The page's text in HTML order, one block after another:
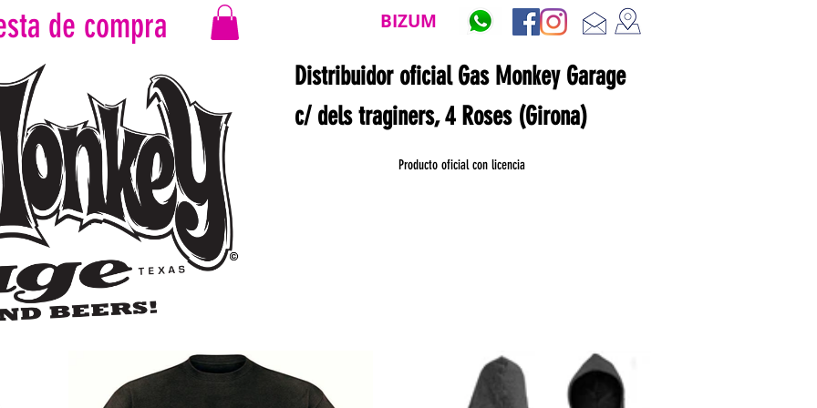
de compra BIZUM
Producto oficial con licencia
c/ dels traginers, 4 Roses (Girona)
Distribuidor oficial Gas Monkey Garage